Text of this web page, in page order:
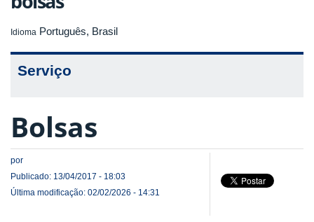
Idioma Português, Brasil
Serviço
Bolsas
por
Publicado: 13/04/2017 - 18:03
Última modificação: 02/02/2026 - 14:31